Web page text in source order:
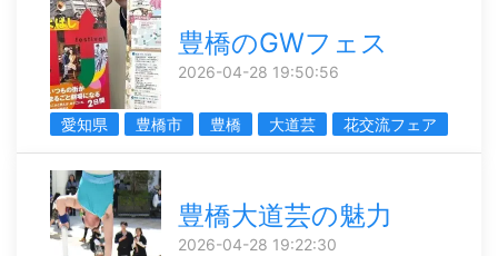
豊橋のGWフェス
2026-04-28 19:50:56
愛知県 豊橋市 豊橋 大道芸 花交流フェア
豊橋大道芸の魅力
2026-04-28 19:22:30